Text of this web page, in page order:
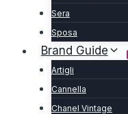
Sera
Sposa
Brand Guide
Artigli
Cannella
Chanel Vintage